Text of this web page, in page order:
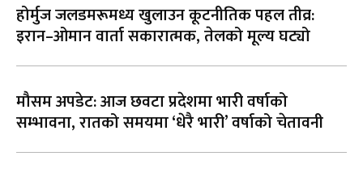
होर्मुज जलडमरूमध्य खुलाउन कूटनीतिक पहल तीव्र:
इरान–ओमान वार्ता सकारात्मक, तेलको मूल्य घट्यो
मौसम अपडेट: आज छवटा प्रदेशमा भारी वर्षाको
सम्भावना, रातको समयमा ‘धेरै भारी’ वर्षाको चेतावनी